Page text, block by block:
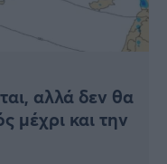
αλλά δεν θα
μέχρι και την